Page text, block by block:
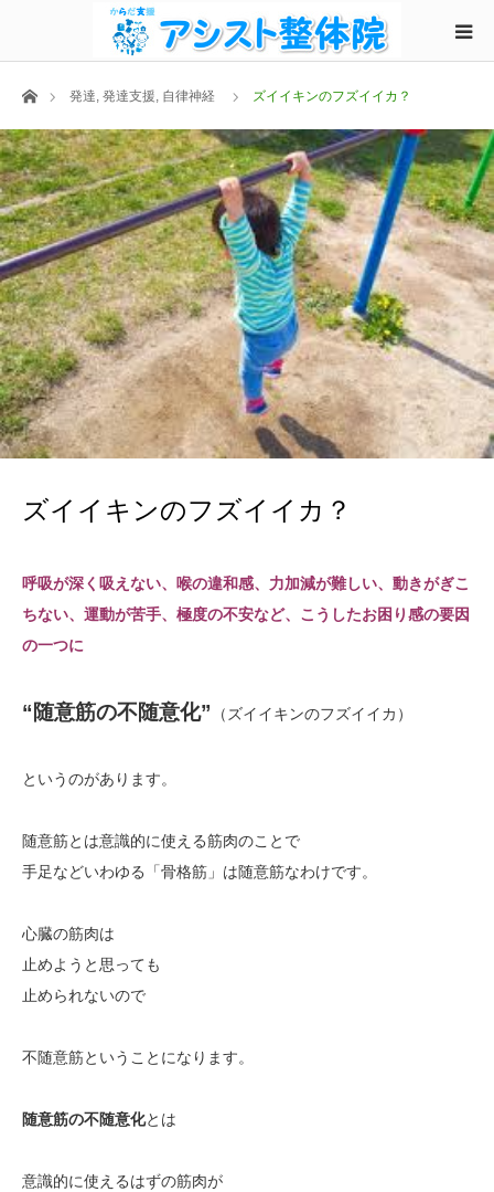
ホーム発達, 発達支援, 自律神経 ズイイキンのフズイイカ？
ズイイキンのフズイイカ？
呼吸が深く吸えない、喉の違和感、力加減が難しい、動きがぎこ
ちない、運動が苦手、極度の不安など、こうしたお困り感の要因
の一つに
“随意筋の不随意化” （ズイイキンのフズイイカ）
というのがあります。
随意筋とは意識的に使える筋肉のことで
手足などいわゆる「骨格筋」は随意筋なわけです。
心臓の筋肉は
止めようと思っても
止められないので
不随意筋ということになります。
随意筋の不随意化とは
意識的に使えるはずの筋肉が